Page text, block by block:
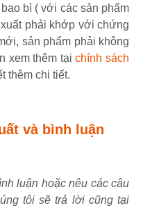
bì ( với các sản phẩm
phải khớp với chứng
sản phẩm phải không
xem thêm tạichính sách
thêm chi tiết.
và bình luận
luận hoặc nêu các câu
tôi sẽ trả lời cũng tại